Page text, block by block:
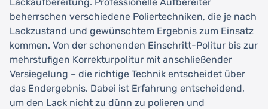
beherrschen verschiedene Poliertechniken, die je nach
Lackzustand und gewünschtem Ergebnis zum Einsatz
kommen. Von der schonenden Einschritt-Politur bis zur
mehrstufigen Korrekturpolitur mit anschließender
Versiegelung – die richtige Technik entscheidet über
das Endergebnis. Dabei ist Erfahrung entscheidend,
um den Lack nicht zu dünn zu polieren und